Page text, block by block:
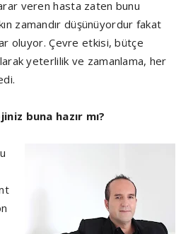
veren hasta zaten bunu
zamandır düşünüyordur fakat
oluyor. Çevre etkisi, bütçe
yeterlilik ve zamanlama, her
buna hazır mı?